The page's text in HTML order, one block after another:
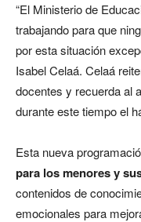
“El Ministerio de
trabajando para que
por esta situación
Isabel Celaá. Celaá
docentes y recuerda al
durante este tiempo el
Esta nueva
para los menores y
contenidos de
emocionales para